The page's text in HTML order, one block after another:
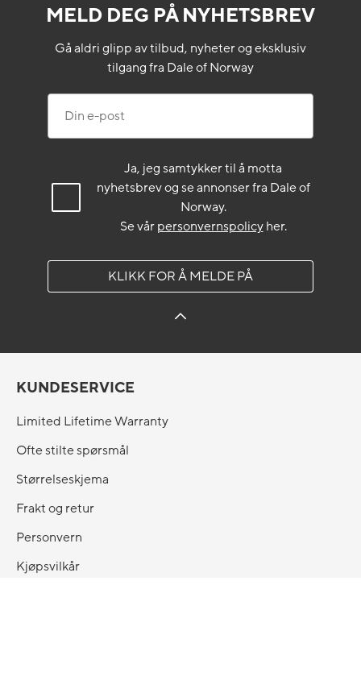
MELD DEG PÅ NYHETSBREV
Gå aldri glipp av tilbud, nyheter og eksklusiv
tilgang fra Dale of Norway
Ja, jeg samtykker til å motta
nyhetsbrev og se annonser fra Dale of
Norway.
Se vårpersonvernspolicyher.
KLIKK FOR Å MELDE PÅ
KUNDESERVICE
Limited Lifetime Warranty
Ofte stilte spørsmål
Størrelseskjema
Frakt og retur
Personvern
Kjøpsvilkår